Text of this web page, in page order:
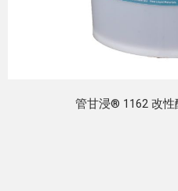
管甘浸® 1162 改性